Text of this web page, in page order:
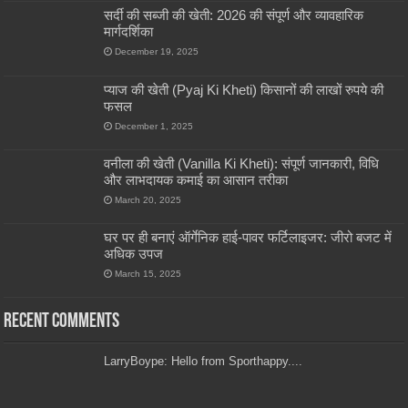
सर्दी की सब्जी की खेती: 2026 की संपूर्ण और व्यावहारिक
मार्गदर्शिका
December 19, 2025
प्याज की खेती (Pyaj Ki Kheti) किसानों की लाखों रुपये की
फसल
December 1, 2025
वनीला की खेती (Vanilla Ki Kheti): संपूर्ण जानकारी, विधि
और लाभदायक कमाई का आसान तरीका
March 20, 2025
घर पर ही बनाएं ऑर्गेनिक हाई-पावर फर्टिलाइजर: जीरो बजट में
अधिक उपज
March 15, 2025
Recent Comments
LarryBoype: Hello from Sporthappy....